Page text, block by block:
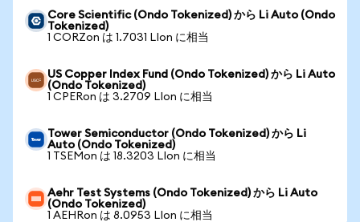
Core Scientific (Ondo Tokenized) から Li Auto (Ondo
Tokenized)
1 CORZon は 1.7031 LIon に相当
US Copper Index Fund (Ondo Tokenized) から Li Auto
(Ondo Tokenized)
1 CPERon は 3.2709 LIon に相当
Tower Semiconductor (Ondo Tokenized) から Li
Auto (Ondo Tokenized)
1 TSEMon は 18.3203 LIon に相当
Aehr Test Systems (Ondo Tokenized) から Li Auto
(Ondo Tokenized)
1 AEHRon は 8.0953 LIon に相当